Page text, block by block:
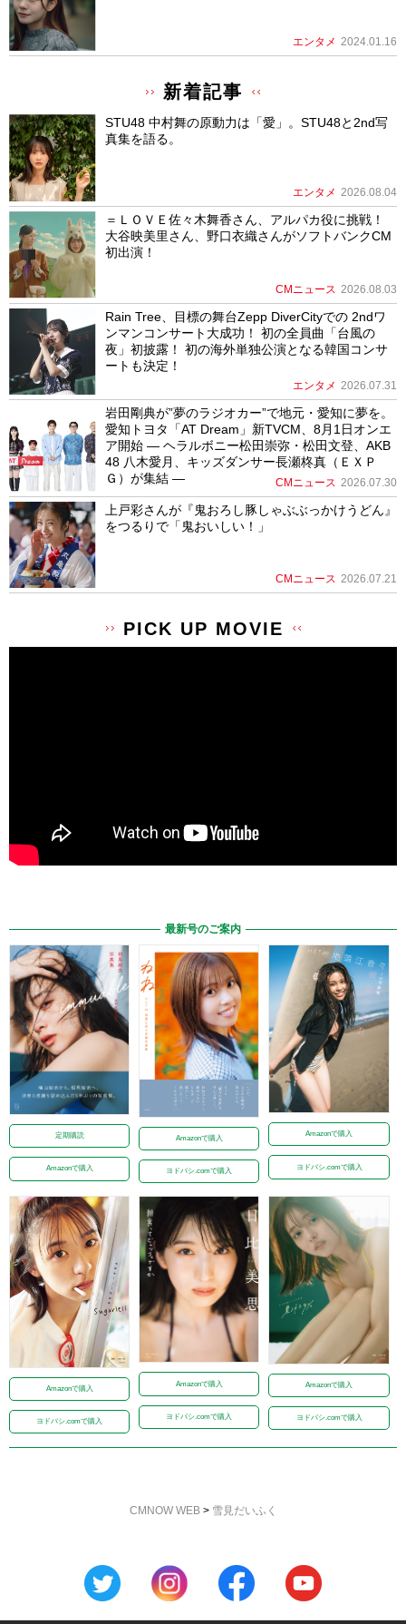
エンタメ 2024.01.16
新着記事
STU48 中村舞の原動力は「愛」。STU48と2nd写
真集を語る。
エンタメ 2026.08.04
＝ＬＯＶＥ佐々木舞香さん、アルパカ役に挑戦！
大谷映美里さん、野口衣織さんがソフトバンクCM
初出演！
CMニュース 2026.08.03
Rain Tree、目標の舞台Zepp DiverCityでの 2ndワ
ンマンコンサート大成功！ 初の全員曲「台風の
夜」初披露！ 初の海外単独公演となる韓国コンサ
ートも決定！
エンタメ 2026.07.31
岩田剛典が”夢のラジオカー”で地元・愛知に夢を。
愛知トヨタ「AT Dream」新TVCM、8月1日オンエ
ア開始 ― ヘラルボニー松田崇弥・松田文登、AKB
48 八木愛月、キッズダンサー長瀬柊真（ＥＸＰ
Ｇ）が集結 ―
CMニュース 2026.07.30
上戸彩さんが『鬼おろし豚しゃぶぶっかけうどん』
をつるりで「鬼おいしい！」
CMニュース 2026.07.21
PICK UP MOVIE
最新号のご案内
定期購読
Amazonで購入
Amazonで購入
ヨドバシ.comで購入
Amazonで購入
ヨドバシ.comで購入
Amazonで購入
ヨドバシ.comで購入
Amazonで購入
ヨドバシ.comで購入
Amazonで購入
ヨドバシ.comで購入
CMNOW WEB> 雪見だいふく